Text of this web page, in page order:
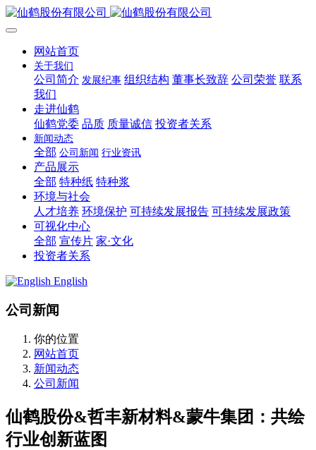
网站首页
关于我们
公司简介 发展纪事 组织结构 董事长致辞 公司荣誉 联系
我们
走进仙鹤
仙鹤党委 品质 质量诚信 投资者关系
新闻动态
全部 公司新闻 行业资讯
产品展示
全部 特种纸 特种浆
环境与社会
人才培养 环境保护 可持续发展报告 可持续发展政策
可视化中心
全部 宣传片 家·文化
投资者关系
English
公司新闻
你的位置
网站首页
新闻动态
公司新闻
仙鹤股份&哲丰新材料&蒙牛集团：共绘
行业创新蓝图